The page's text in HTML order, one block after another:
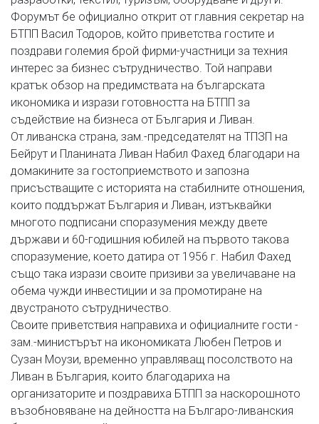
Форумът бе официално открит от главния секретар на
БТПП Васил Тодоров, който приветства гостите и
поздрави големия брой фирми-участници за техния
интерес за бизнес сътрудничество. Той направи
кратък обзор на предимствата на българската
икономика и изрази готовността на БТПП за
съдействие на бизнеса от България и Ливан.
От ливанска страна, зам.-председателят на ТПЗП на
Бейрут и Планината Ливан Набил Фахед благодари на
домакините за гостоприемството и запозна
присъстващите с историята на стабилните отношения,
които поддържат България и Ливан, изтъквайки
многото подписани споразумения между двете
държави и 60-годишния юбилей на първото такова
споразумение, което датира от 1956 г. Набил Фахед
също така изрази своите призиви за увеличаване на
обема чужди инвестиции и за промотиране на
двустраното сътрудничество.
Своите приветствия направиха и официалните гости -
зам.-министърът на икономиката Любен Петров и
Сузан Моузи, временно управляващ посолството на
Ливан в България, които благодариха на
организаторите и поздравиха БТПП за наскорошното
възобновяване на дейността на Българо-ливанския